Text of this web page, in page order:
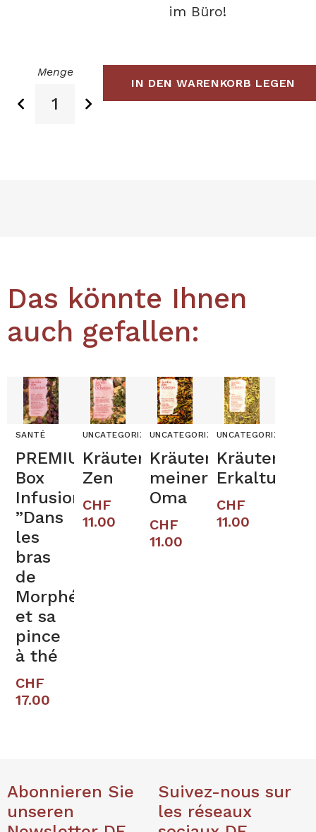
im Büro!
Menge
IN DEN WARENKORB LEGEN
Das könnte Ihnen
auch gefallen:
SANTÉ
PREMIUM
Box
Infusion
”Dans
les
bras
de
Morphée”
et sa
pince
à thé
CHF
17.00
UNCATEGORIZED
Kräutertee
Zen
CHF
11.00
UNCATEGORIZED
Kräutertee
meiner
Oma
CHF
11.00
UNCATEGORIZED
Kräutertee
Erkaltung
CHF
11.00
Abonnieren Sie
unseren
Suivez-nous sur
les réseaux